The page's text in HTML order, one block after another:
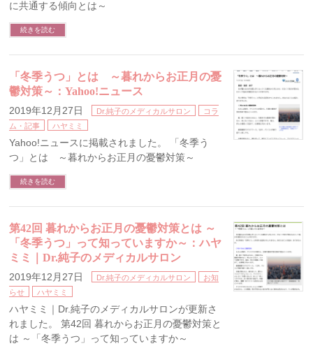
に共通する傾向とは～
続きを読む
「冬季うつ」とは ～暮れからお正月の憂
鬱対策～：Yahoo!ニュース
2019年12月27日 Dr.純子のメディカルサロン
コラ
ム・記事
ハヤミミ
Yahoo!ニュースに掲載されました。 「冬季う
つ」とは ～暮れからお正月の憂鬱対策～
続きを読む
第42回 暮れからお正月の憂鬱対策とは ～
「冬季うつ」って知っていますか～：ハヤ
ミミ｜Dr.純子のメディカルサロン
2019年12月27日 Dr.純子のメディカルサロン
お知
らせ
ハヤミミ
ハヤミミ｜Dr.純子のメディカルサロンが更新さ
れました。 第42回 暮れからお正月の憂鬱対策と
は ～「冬季うつ」って知っていますか～